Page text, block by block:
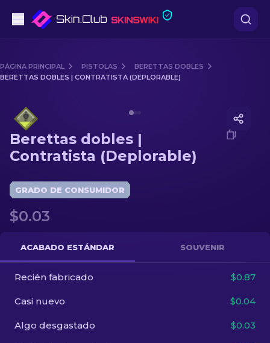
Gama media
Fusiles de Francotirador
Guantes
Otro
ES
PÁGINA PRINCIPAL PISTOLAS
BERETTAS DOBLES
BERETTAS DOBLES | CONTRATISTA (DEPLORABLE)
Berettas dobles |
Contratista (Deplorable)
GRADO DE CONSUMIDOR
$0.03
ACABADO ESTÁNDAR SOUVENIR
Recién fabricado $0.87
Casi nuevo $0.04
Algo desgastado $0.03